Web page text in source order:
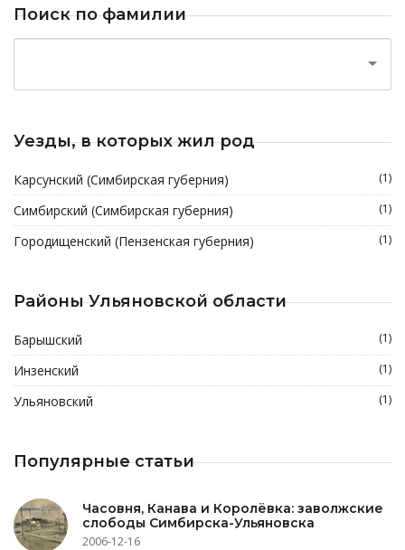
Поиск по фамилии
Уезды, в которых жил род
Карсунский (Симбирская губерния) (1)
Симбирский (Симбирская губерния) (1)
Городищенский (Пензенская губерния) (1)
Районы Ульяновской области
Барышский (1)
Инзенский (1)
Ульяновский (1)
Популярные статьи
Часовня, Канава и Королёвка: заволжские
слободы Симбирска-Ульяновска
2006-12-16